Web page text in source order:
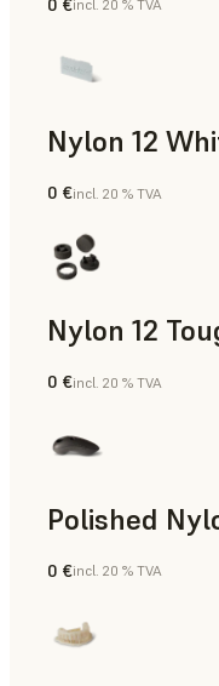
Poudre SLS
incl. 20 % TVA
Nylon 12
Poudre SLS
0 €incl. 20 % TVA
Nylon 12
Poudre SLS
0 €incl. 20 % TVA
Polished
Poudre SLS
0 €incl. 20 % TVA